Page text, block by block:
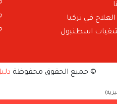
في تركيا
اسطنبول
© جميع الحقوق محفوظة
)